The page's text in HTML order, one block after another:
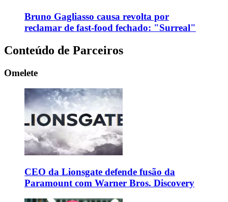
Bruno Gagliasso causa revolta por
reclamar de fast-food fechado: "Surreal"
Conteúdo de Parceiros
Omelete
CEO da Lionsgate defende fusão da
Paramount com Warner Bros. Discovery